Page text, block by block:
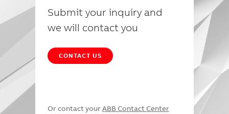
Submit your inquiry and
we will contact you
CONTACT US
Or contact your ABB Contact Center